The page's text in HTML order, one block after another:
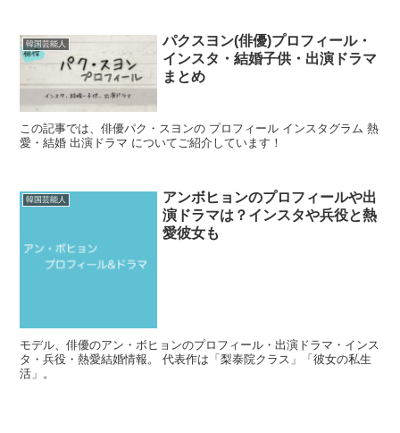
韓国芸能人
パクスヨン(俳優)プロフィール・
インスタ・結婚子供・出演ドラマ
まとめ
この記事では、俳優パク・スヨンの プロフィール インスタグラム 熱
愛・結婚 出演ドラマ についてご紹介しています！
韓国芸能人
アンボヒョンのプロフィールや出
演ドラマは？インスタや兵役と熱
愛彼女も
モデル、俳優のアン・ボヒョンのプロフィール・出演ドラマ・インス
タ・兵役・熱愛結婚情報。 代表作は「梨泰院クラス」「彼女の私生
活」。